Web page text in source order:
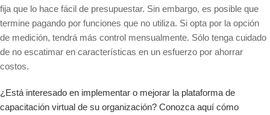
fija que lo hace fácil de presupuestar. Sin embargo, es posible que
termine pagando por funciones que no utiliza. Si opta por la opción
de medición, tendrá más control mensualmente. Sólo tenga cuidado
de no escatimar en características en un esfuerzo por ahorrar
costos.
¿Está interesado en implementar o mejorar la plataforma de
capacitación virtual de su organización? Conozca aquí cómo